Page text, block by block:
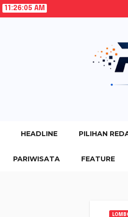
11:26:06 AM
HEADLINE PILIHAN
PARIWISATA FEATURE